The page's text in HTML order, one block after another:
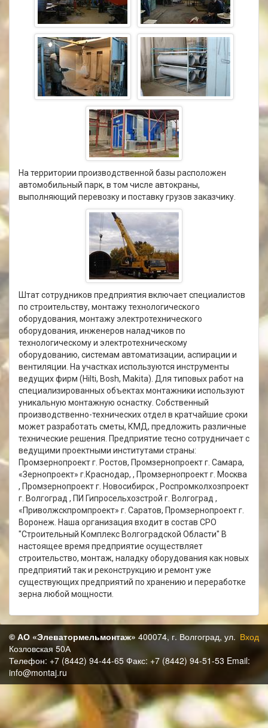
На территории производственной базы расположен
автомобильный парк, в том числе автокраны,
выполняющий перевозку и поставку грузов заказчику.
Штат сотрудников предприятия включает специалистов
по строительству, монтажу технологического
оборудования, монтажу электротехнического
оборудования, инженеров наладчиков по
технологическому и электротехническому
оборудованию, системам автоматизации, аспирации и
вентиляции. На участках используются инструменты
ведущих фирм (Hilti, Bosh, Makita). Для типовых работ на
специализированных объектах монтажники используют
уникальную монтажную оснастку. Собственный
производственно-технических отдел в кратчайшие сроки
может разработать сметы, КМД, предложить различные
технические решения. Предприятие тесно сотрудничает с
ведущими проектными институтами страны:
Промзернопроект г. Ростов, Промзернопроект г. Самара,
«Зернопроект» г.Краснодар, , Промзернопроект г. Москва
, Промзернопроект г. Новосибирск , Роспромколхозпроект
г. Волгоград , ПИ Гипросельхозстрой г. Волгоград ,
«Приволжскпромпроект» г. Саратов, Промзернопроект г.
Воронеж. Наша организация входит в состав СРО
"Строительный Комплекс Волгоградской Области" В
настоящее время предприятие осуществляет
строительство, монтаж, наладку оборудования как новых
предприятий так и реконструкцию и ремонт уже
существующих предприятий по хранению и переработке
зерна любой мощности.
Вход
© АО «Элеватормельмонтаж» 400074, г. Волгоград, ул.
Козловская 50А
Телефон: +7 (8442) 94-44-65 Факс: +7 (8442) 94-51-53 Email:
info@montaj.ru